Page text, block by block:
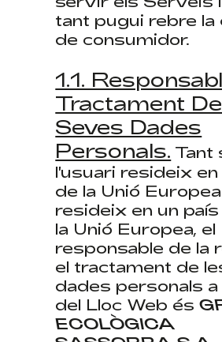
tant pugui rebre la
de consumidor.
1.1.
Tractament
Seves Dades
Personals. Tant
l'usuari resideix en
de la Unió
resideix en un
la Unió Europea, el
responsable de la
el tractament de
dades personals
del Lloc Web és
ECOLÒGICA